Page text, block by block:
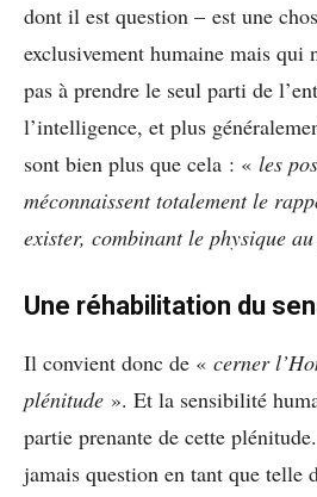
dont il est question – est une
exclusivement humaine mais qui
pas à prendre le seul parti de
l’intelligence, et plus
sont bien plus que cela : « les
méconnaissent totalement le
exister, combinant le physique
Une réhabilitation du
Il convient donc de « cerner
plénitude ». Et la sensibilité
partie prenante de cette
jamais question en tant que telle